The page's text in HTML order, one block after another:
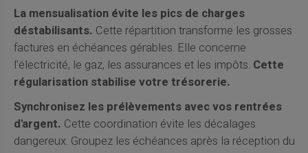
La mensualisation évite les pics de charges
déstabilisants. Cette répartition transforme les grosses
factures en échéances gérables. Elle concerne
l'électricité, le gaz, les assurances et les impôts. Cette
régularisation stabilise votre trésorerie.
Synchronisez les prélèvements avec vos rentrées
d'argent. Cette coordination évite les décalages
dangereux. Groupez les échéances après la réception du